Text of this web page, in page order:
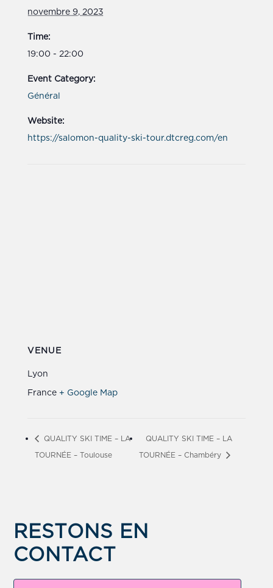
novembre 9, 2023
Time:
19:00 - 22:00
Event Category:
Général
Website:
https://salomon-quality-ski-tour.dtcreg.com/en
VENUE
Lyon
France + Google Map
QUALITY SKI TIME – LA
TOURNÉE – Toulouse
QUALITY SKI TIME – LA
TOURNÉE – Chambéry
RESTONS EN
CONTACT